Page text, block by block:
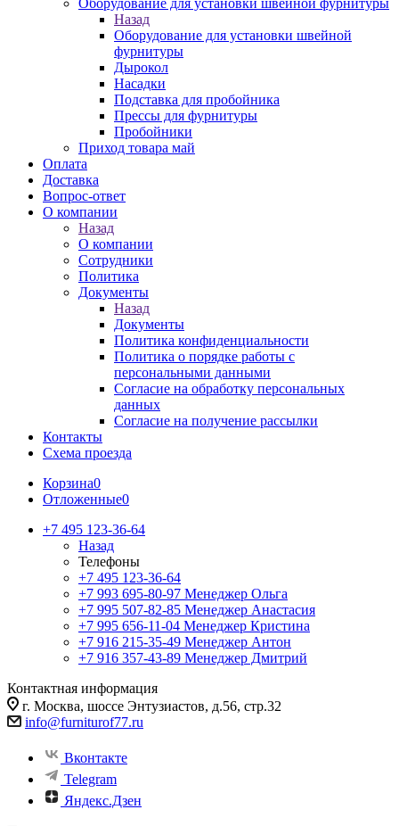
Оборудование для установки швейной фурнитуры
Назад
Оборудование для установки швейной
фурнитуры
Дырокол
Насадки
Подставка для пробойника
Прессы для фурнитуры
Пробойники
Приход товара май
Оплата
Доставка
Вопрос-ответ
О компании
Назад
О компании
Сотрудники
Политика
Документы
Назад
Документы
Политика конфиденциальности
Политика о порядке работы с
персональными данными
Согласие на обработку персональных
данных
Согласие на получение рассылки
Контакты
Схема проезда
Корзина0
Отложенные0
+7 495 123-36-64
Назад
Телефоны
+7 495 123-36-64
+7 993 695-80-97 Менеджер Ольга
+7 995 507-82-85 Менеджер Анастасия
+7 995 656-11-04 Менеджер Кристина
+7 916 215-35-49 Менеджер Антон
+7 916 357-43-89 Менеджер Дмитрий
Контактная информация
г. Москва, шоссе Энтузиастов, д.56, стр.32
info@furniturof77.ru
Вконтакте
Telegram
Яндекс.Дзен